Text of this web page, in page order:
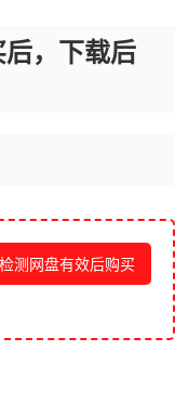
，下载后
测网盘有效后购买